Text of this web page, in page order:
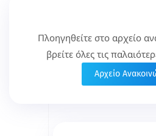
Πλοηγηθείτε στο αρχείο
βρείτε όλες τις
Αρχείο